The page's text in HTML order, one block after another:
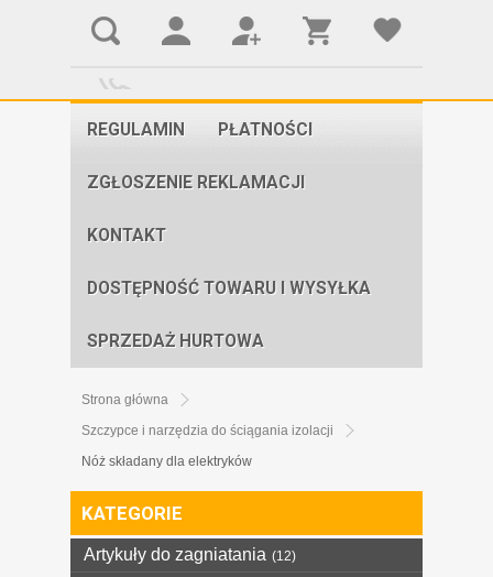
REGULAMIN PŁATNOŚCI
ZGŁOSZENIE REKLAMACJI
KONTAKT
DOSTĘPNOŚĆ TOWARU I WYSYŁKA
SPRZEDAŻ HURTOWA
Strona główna
Szczypce i narzędzia do ściągania izolacji
Nóż składany dla elektryków
KATEGORIE
Artykuły do zagniatania (12)